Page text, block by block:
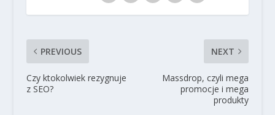
PREVIOUS
Czy ktokolwiek rezygnuje
z SEO?
NEXT
Massdrop, czyli mega
promocje i mega
produkty